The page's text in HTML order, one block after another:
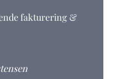
fakturering &